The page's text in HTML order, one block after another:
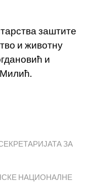
заштите
и животну
и
Милић.
ЗА
НАЦИОНАЛНЕ